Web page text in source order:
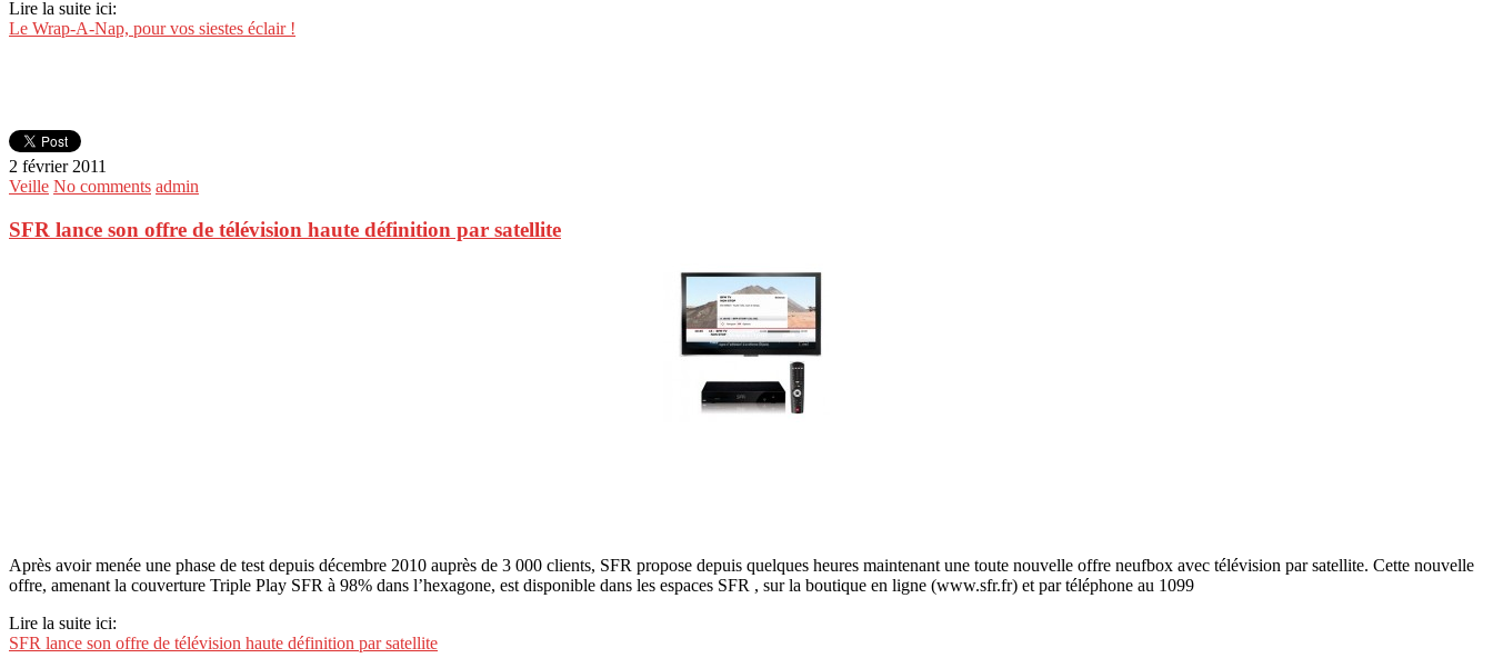
Lire la suite ici:
Le Wrap-A-Nap, pour vos siestes éclair !
2 février 2011
Veille No comments admin
SFR lance son offre de télévision haute définition par satellite
Après avoir menée une phase de test depuis décembre 2010 auprès de 3 000 clients, SFR propose depuis quelques heures maintenant une toute nouvelle offre neufbox avec télévision par satellite. Cette nouvelle
offre, amenant la couverture Triple Play SFR à 98% dans l’hexagone, est disponible dans les espaces SFR , sur la boutique en ligne (www.sfr.fr) et par téléphone au 1099
Lire la suite ici:
SFR lance son offre de télévision haute définition par satellite